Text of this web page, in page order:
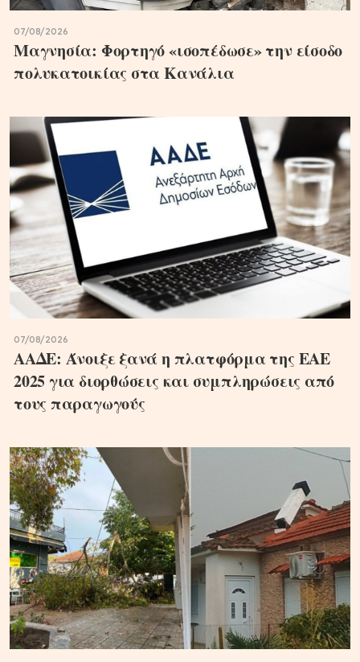
07/08/2026
Μαγνησία: Φορτηγό «ισοπέδωσε» την είσοδο
πολυκατοικίας στα Κανάλια
07/08/2026
ΑΑΔΕ: Άνοιξε ξανά η πλατφόρμα της ΕΑΕ
2025 για διορθώσεις και συμπληρώσεις από
τους παραγωγούς